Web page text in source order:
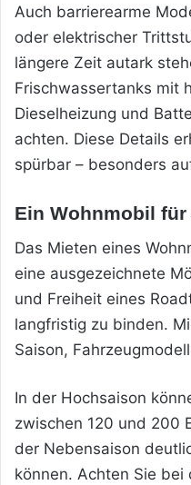
Auch barrierearme
oder elektrischer
längere Zeit autark
Frischwassertanks mit
Dieselheizung und
achten. Diese Details
spürbar – besonders
Ein Wohnmobil
Das Mieten eines
eine ausgezeichnete
und Freiheit eines
langfristig zu binden.
Saison,
In der Hochsaison
zwischen 120 und 200
der Nebensaison
können. Achten Sie